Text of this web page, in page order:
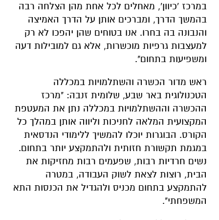
במרכז 'כיוון', מאחלים לכל אחת מהן הצלחה רבה
בהמשך הדרך, ומברכים אותן על הדרך האמיצה
והנבונה בה בחרו. אנו בטוחים שהן יהפכו לא רק
למעצבות גרפיות מוכשרות, אלא גם למובילות דעה
ומשפיעות בתחום".
ראש מדור הכשרה והשתלמויות במכללה
הטכנולוגית באר שבע, שלומית זנבה: "מרכז
ההכשרה וההשתלמויות במכללה נתן את המעטפת
המקצועית המלאה לחניכות וליווה אותן במהלך כל
הקורס. הבוגרות יוכלו להמשיך ללימודי הנדסאית
במגמת תקשורת חזותית ולהתמקצע יותר בתחום.
נשים חרדיות רבות, שפעמים רבות מחזיקות את
הבית, רוצות לצאת לשוק העבודה, במטרה
להתמקצע בתחום מכניס ולהגדיל את הכנסות התא
המשפחתי".